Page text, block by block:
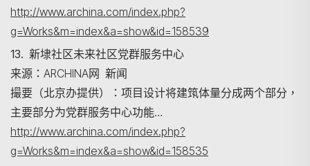
http://www.archina.com/index.php?
g=Works&m=index&a=show&id=158539
13. 新埭社区未来社区党群服务中心
来源：ARCHINA网 新闻
撮要（北京办提供）：项目设计将建筑体量分成两个部分，
主要部分为党群服务中心功能…
http://www.archina.com/index.php?
g=Works&m=index&a=show&id=158535